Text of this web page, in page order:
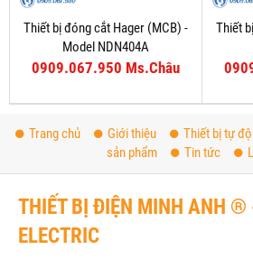
Thiết bị đóng cắt Hager (MCB) -
Model NDN404A
0909.067.950 Ms.Châu
Thiết
Trang chủ Giới thiệu Thiết bị tự
sản phẩm
Tin tức
THIẾT BỊ ĐIỆN MINH ANH ®
ELECTRIC